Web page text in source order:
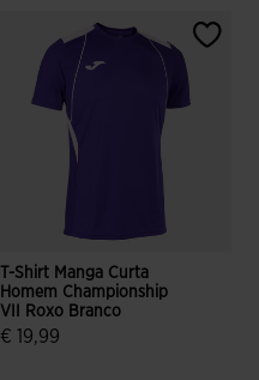
T-Shirt Manga Curta
Homem Championship
VII Roxo Branco
€ 19,99